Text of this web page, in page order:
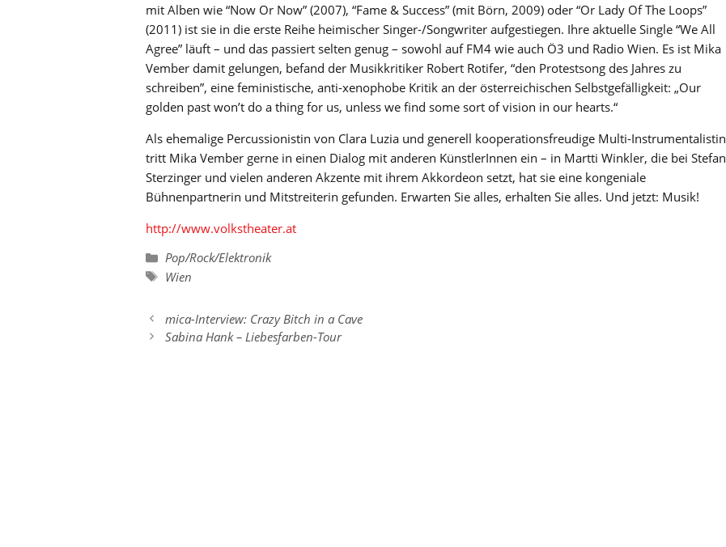
mit Alben wie “Now Or Now” (2007), “Fame & Success” (mit Börn, 2009) oder “Or Lady Of The Loops”
(2011) ist sie in die erste Reihe heimischer Singer-/Songwriter aufgestiegen. Ihre aktuelle Single “We All
Agree” läuft – und das passiert selten genug – sowohl auf FM4 wie auch Ö3 und Radio Wien. Es ist Mika
Vember damit gelungen, befand der Musikkritiker Robert Rotifer, “den Protestsong des Jahres zu
schreiben”, eine feministische, anti-xenophobe Kritik an der österreichischen Selbstgefälligkeit: „Our
golden past won’t do a thing for us, unless we find some sort of vision in our hearts.“
Als ehemalige Percussionistin von Clara Luzia und generell kooperationsfreudige Multi-Instrumentalistin
tritt Mika Vember gerne in einen Dialog mit anderen KünstlerInnen ein – in Martti Winkler, die bei Stefan
Sterzinger und vielen anderen Akzente mit ihrem Akkordeon setzt, hat sie eine kongeniale
Bühnenpartnerin und Mitstreiterin gefunden. Erwarten Sie alles, erhalten Sie alles. Und jetzt: Musik!
http://www.volkstheater.at
Kategorien
Pop/Rock/Elektronik
Schlagwörter
Wien
mica-Interview: Crazy Bitch in a Cave
Sabina Hank – Liebesfarben-Tour